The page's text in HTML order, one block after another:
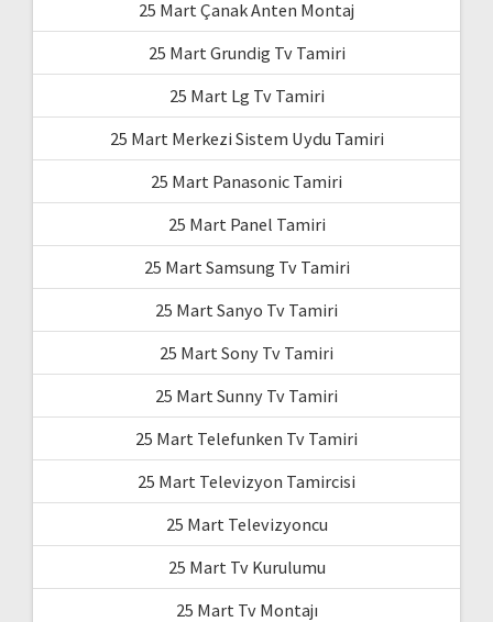
25 Mart Çanak Anten Montaj
25 Mart Grundig Tv Tamiri
25 Mart Lg Tv Tamiri
25 Mart Merkezi Sistem Uydu Tamiri
25 Mart Panasonic Tamiri
25 Mart Panel Tamiri
25 Mart Samsung Tv Tamiri
25 Mart Sanyo Tv Tamiri
25 Mart Sony Tv Tamiri
25 Mart Sunny Tv Tamiri
25 Mart Telefunken Tv Tamiri
25 Mart Televizyon Tamircisi
25 Mart Televizyoncu
25 Mart Tv Kurulumu
25 Mart Tv Montajı